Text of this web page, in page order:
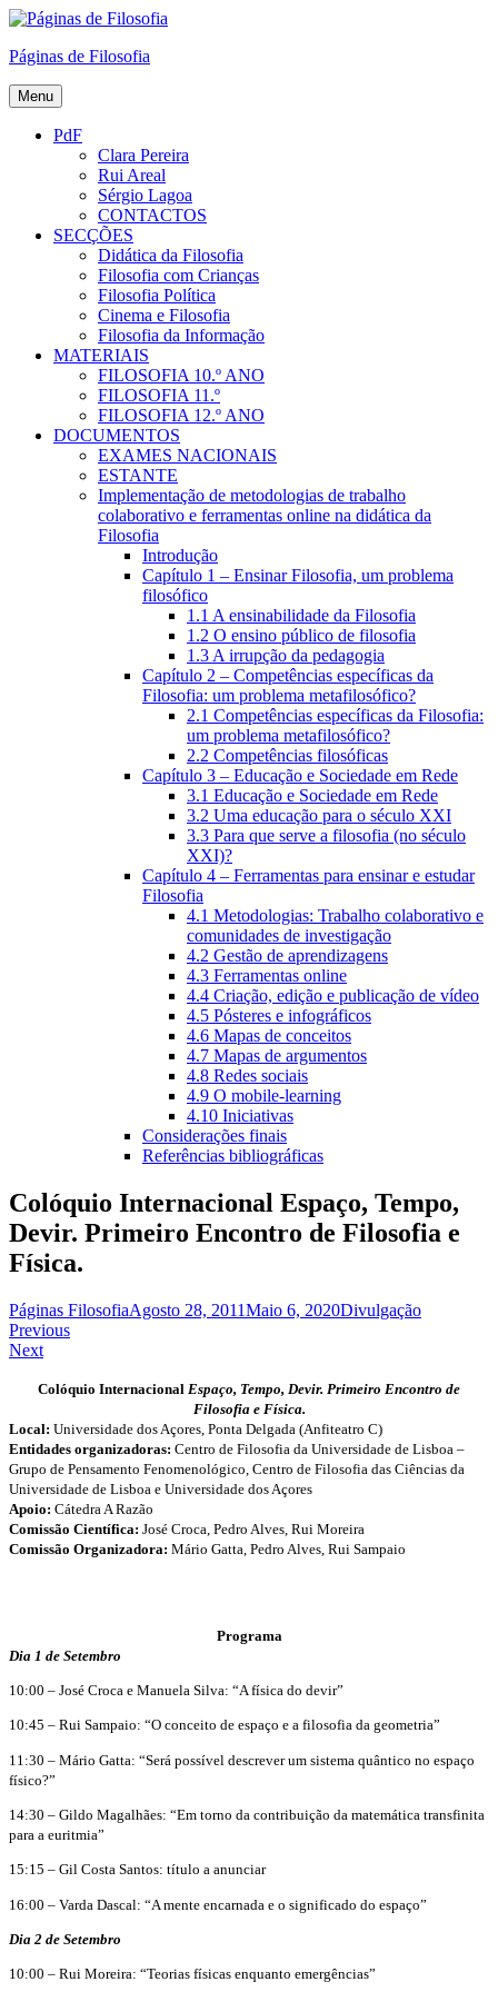
Skip
content
Páginas de Filosofia
Menu
PdF
Clara Pereira
Rui Areal
Sérgio Lagoa
CONTACTOS
SECÇÕES
Didática da Filosofia
Filosofia com Crianças
Filosofia Política
Cinema e Filosofia
Filosofia da Informação
MATERIAIS
FILOSOFIA 10.º ANO
FILOSOFIA 11.º
FILOSOFIA 12.º ANO
DOCUMENTOS
EXAMES NACIONAIS
ESTANTE
Implementação de metodologias de trabalho
colaborativo e ferramentas online na didática da
Filosofia
Introdução
Capítulo 1 – Ensinar Filosofia, um problema
filosófico
1.1 A ensinabilidade da Filosofia
1.2 O ensino público de filosofia
1.3 A irrupção da pedagogia
Capítulo 2 – Competências específicas da
Filosofia: um problema metafilosófico?
2.1 Competências específicas da Filosofia:
um problema metafilosófico?
2.2 Competências filosóficas
Capítulo 3 – Educação e Sociedade em Rede
3.1 Educação e Sociedade em Rede
3.2 Uma educação para o século XXI
3.3 Para que serve a filosofia (no século
XXI)?
Capítulo 4 – Ferramentas para ensinar e estudar
Filosofia
4.1 Metodologias: Trabalho colaborativo e
comunidades de investigação
4.2 Gestão de aprendizagens
4.3 Ferramentas online
4.4 Criação, edição e publicação de vídeo
4.5 Pósteres e infográficos
4.6 Mapas de conceitos
4.7 Mapas de argumentos
4.8 Redes sociais
4.9 O mobile-learning
4.10 Iniciativas
Considerações finais
Referências bibliográficas
Colóquio Internacional Espaço, Tempo,
Devir. Primeiro Encontro de Filosofia e
Física.
Páginas FilosofiaAgosto 28, 2011Maio 6, 2020Divulgação
Navegação
de
artigos
Previous
Next
Colóquio Internacional Espaço, Tempo, Devir. Primeiro Encontro de
Filosofia e Física.
Local: Universidade dos Açores, Ponta Delgada (Anfiteatro C)
Entidades organizadoras: Centro de Filosofia da Universidade de Lisboa –
Grupo de Pensamento Fenomenológico, Centro de Filosofia das Ciências da
Universidade de Lisboa e Universidade dos Açores
Apoio: Cátedra A Razão
Comissão Científica: José Croca, Pedro Alves, Rui Moreira
Comissão Organizadora: Mário Gatta, Pedro Alves, Rui Sampaio
Programa
Dia 1 de Setembro
10:00 – José Croca e Manuela Silva: “A física do devir”
10:45 – Rui Sampaio: “O conceito de espaço e a filosofia da geometria”
11:30 – Mário Gatta: “Será possível descrever um sistema quântico no espaço
físico?”
14:30 – Gildo Magalhães: “Em torno da contribuição da matemática transfinita
para a euritmia”
15:15 – Gil Costa Santos: título a anunciar
16:00 – Varda Dascal: “A mente encarnada e o significado do espaço”
Dia 2 de Setembro
10:00 – Rui Moreira: “Teorias físicas enquanto emergências”